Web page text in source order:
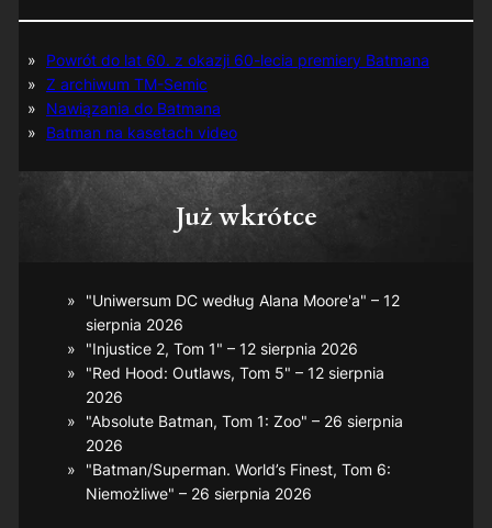
Powrót do lat 60. z okazji 60-lecia premiery Batmana
Z archiwum TM-Semic
Nawiązania do Batmana
Batman na kasetach video
Już wkrótce
"Uniwersum DC według Alana Moore'a" – 12
sierpnia 2026
"Injustice 2, Tom 1" – 12 sierpnia 2026
"Red Hood: Outlaws, Tom 5" – 12 sierpnia
2026
"Absolute Batman, Tom 1: Zoo" – 26 sierpnia
2026
"Batman/Superman. World’s Finest, Tom 6:
Niemożliwe" – 26 sierpnia 2026